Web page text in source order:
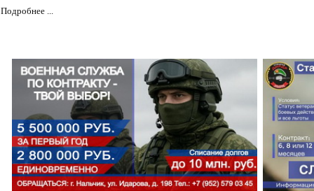
Подробнее ...